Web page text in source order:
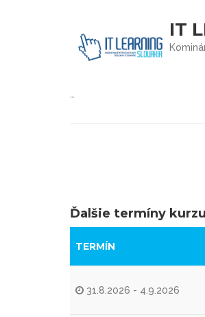
IT
Ďalšie termíny kurzu
TERMÍN
31.8.2026 - 4.9.2026